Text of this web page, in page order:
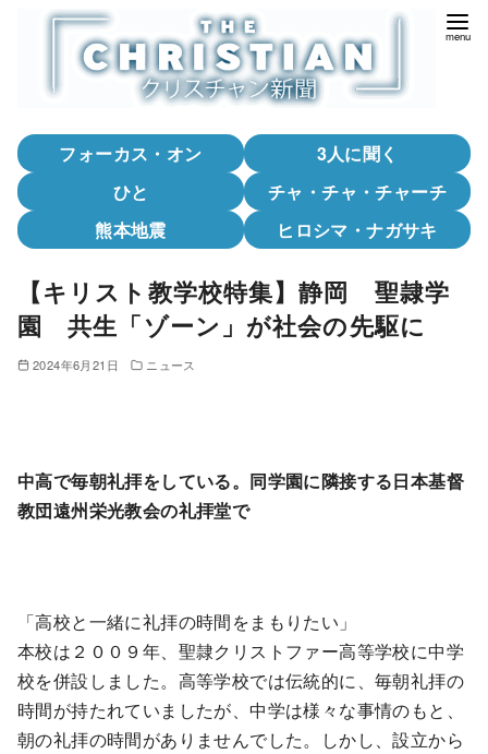
フォーカス・オン
3人に聞く
ひと
チャ・チャ・チャーチ
熊本地震
ヒロシマ・ナガサキ
【キリスト教学校特集】静岡 聖隷学
園 共生「ゾーン」が社会の先駆に
2024年6月21日 ニュース
中高で毎朝礼拝をしている。同学園に隣接する日本基督
教団遠州栄光教会の礼拝堂で
「高校と一緒に礼拝の時間をまもりたい」
本校は２００９年、聖隷クリストファー高等学校に中学
校を併設しました。高等学校では伝統的に、毎朝礼拝の
時間が持たれていましたが、中学は様々な事情のもと、
朝の礼拝の時間がありませんでした。しかし、設立から